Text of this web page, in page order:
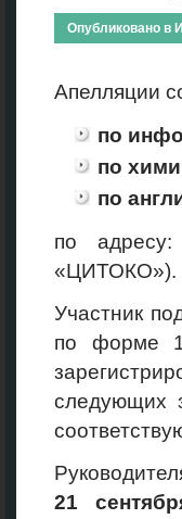
Опубликовано в
Апелляции
по
по
по
по
«ЦИТОКО»).
Участник
по форме
следующих
21